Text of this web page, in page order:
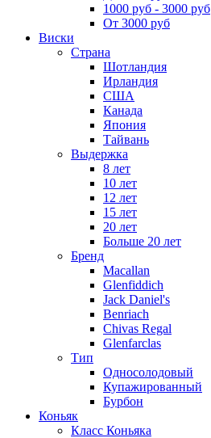
1000 руб - 3000 руб
От 3000 руб
Виски
Страна
Шотландия
Ирландия
США
Канада
Япония
Тайвань
Выдержка
8 лет
10 лет
12 лет
15 лет
20 лет
Больше 20 лет
Бренд
Macallan
Glenfiddich
Jack Daniel's
Benriach
Chivas Regal
Glenfarclas
Тип
Односолодовый
Купажированный
Бурбон
Коньяк
Класс Коньяка